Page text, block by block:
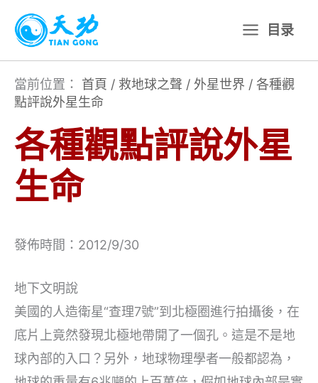
主
目录
當前位置： 首頁 / 救地球之聲 / 外星世界 / 各種觀
點評說外星生命
各種觀點評說外星
生命
發佈時間：2012/9/30
地下文明說
美國的人造衛星“查理7號”到北極圈進行拍攝後，在
底片上竟然發現北極地帶開了一個孔。這是不是地
球內部的入口？另外，地球物理學者一般都認為，